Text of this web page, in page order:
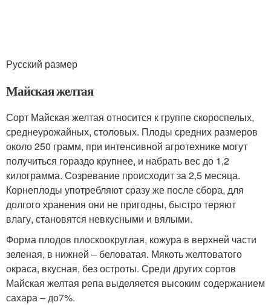
Русский размер
Майская желтая
Сорт Майская желтая относится к группе скороспелых,
среднеурожайных, столовых. Плоды средних размеров
около 250 грамм, при интенсивной агротехнике могут
получиться гораздо крупнее, и набрать вес до 1,2
килограмма. Созревание происходит за 2,5 месяца.
Корнеплоды употребляют сразу же после сбора, для
долгого хранения они не пригодны, быстро теряют
влагу, становятся невкусными и вялыми.
Форма плодов плоскоокруглая, кожура в верхней части
зеленая, в нижней – беловатая. Мякоть желтоватого
окраса, вкусная, без остроты. Среди других сортов
Майская желтая репа выделяется высоким содержанием
сахара – до7%.